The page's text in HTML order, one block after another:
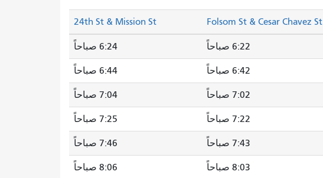
Folsom St & Cesar Chavez St
24th St & Mission St
6:22 صباحاً 6:24 صباحاً
6:42 صباحاً 6:44 صباحاً
7:02 صباحاً 7:04 صباحاً
7:22 صباحاً 7:25 صباحاً
7:43 صباحاً 7:46 صباحاً
8:03 صباحاً 8:06 صباحاً